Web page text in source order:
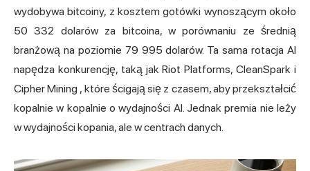
wydobywa bitcoiny, z kosztem gotówki wynoszącym około
50 332 dolarów za bitcoina, w porównaniu ze średnią
branżową na poziomie 79 995 dolarów. Ta sama rotacja AI
napędza konkurencję, taką jakRiot Platforms, CleanSpark i
Cipher Mining , które ścigają się z czasem, aby przekształcić
kopalnie w kopalnie o wydajności AI. Jednak premia nie leży
w wydajności kopania, ale w centrach danych.